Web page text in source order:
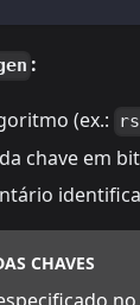
:
(ex.:
chave em
CHAVES